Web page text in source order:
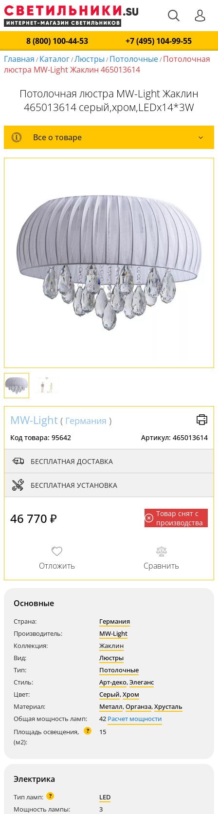
8 (800) 100-44-53
+7 (495) 104-99-55
Главная / Каталог/Люстры / Потолочные/ Потолочная
люстра MW-Light Жаклин 465013614
Потолочная люстра MW-Light Жаклин
465013614 серый,хром,LEDx14*3W
Все о товаре
Все о товаре
Вся коллекция
Оплата и доставка
Обмен и возврат
Установка
FAQ
MW-Light ( Германия )
Код товара: 95642 Артикул: 465013614
БЕСПЛАТНАЯ ДОСТАВКА
БЕСПЛАТНАЯ УСТАНОВКА
46 770 ₽
Товар снят с
производства
Основные
Страна:
Германия
Производитель:
MW-Light
Коллекция:
Жаклин
Вид:
Люстры
Тип:
Потолочные
Стиль:
Арт-деко,Элеганс
Цвет:
Серый,Хром
Материал:
Металл,Органза,Хрусталь
Общая мощность ламп:
42 Расчет мощности
Площадь освещения,
(м2):
? 15
Электрика
Тип ламп: ?
LED
Мощность лампы:
3